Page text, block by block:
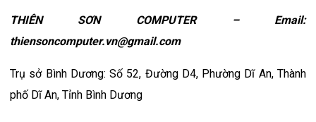
THIÊN SƠN COMPUTER – Email:
thiensoncomputer.vn@gmail.com
Trụ sở Bình Dương: Số 52, Đường D4, Phường Dĩ An, Thành
phố Dĩ An, Tỉnh Bình Dương